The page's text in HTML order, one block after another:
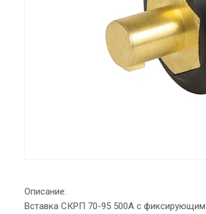
Описание:
Вставка СКРП 70-95 500А с фиксирующим